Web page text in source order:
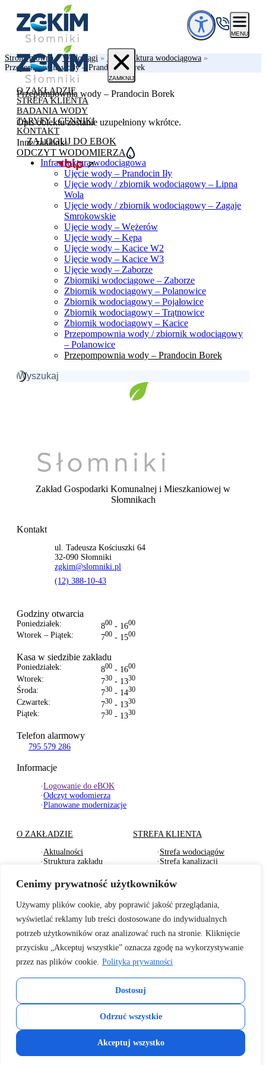
Cenimy prywatność użytkowników
Używamy plików cookie, aby poprawić jakość przeglądania,
wyświetlać reklamy lub treści dostosowane do indywidualnych
potrzeb użytkowników oraz analizować ruch na stronie. Kliknięcie
przycisku „Akceptuj wszystkie” oznacza zgodę na wykorzystywanie
przez nas plików cookie. Polityka prywatności
Dostosuj
Odrzuć wszystkie
Akceptuj wszystko
Przejdź do treści
MENU
ZAMKNIJ
O ZAKŁADZIE
STREFA KLIENTA
BADANIA WODY
TARYFY I CENNIKI
KONTAKT
ZALOGUJ DO EBOK
ODCZYT WODOMIERZA
Strona główna»Wodociągi » Infrastruktura wodociągowa »
Przepompownia wody – Prandocin Borek
Przepompownia wody – Prandocin Borek
Opis obiektu zostanie uzupełniony wkrótce.
Inne zakładki
Infrastruktura wodociągowa
Ujęcie wody – Prandocin Iły
Ujęcie wody / zbiornik wodociągowy – Lipna
Wola
Ujęcie wody / zbiornik wodociągowy – Zagaje
Smrokowskie
Ujęcie wody – Wężerów
Ujęcie wody – Kępa
Ujęcie wody – Kacice W2
Ujęcie wody – Kacice W3
Ujęcie wody – Zaborze
Zbiorniki wodociągowe – Zaborze
Zbiornik wodociągowy – Polanowice
Zbiornik wodociągowy – Pojałowice
Zbiornik wodociągowy – Trątnowice
Zbiornik wodociągowy – Kacice
Przepompownia wody / zbiornik wodociągowy
– Polanowice
Przepompownia wody – Prandocin Borek
Szukaj:
Zakład Gospodarki Komunalnej i Mieszkaniowej w
Słomnikach
Kontakt
ul. Tadeusza Kościuszki 64
32-090 Słomniki
zgkim@slomniki.pl
(12) 388-10-43
Godziny otwarcia
Poniedziałek: 800 - 1600
Wtorek – Piątek: 700 - 1500
Kasa w siedzibie zakładu
Poniedziałek: 800 - 1600
Wtorek: 730 - 1330
Środa: 730 - 1430
Czwartek: 730 - 1330
Piątek: 730 - 1330
Telefon alarmowy
795 579 286
Informacje
·Logowanie do eBOK
·Odczyt wodomierza
·Planowane modernizacje
O ZAKŁADZIE
· Aktualności
· Struktura zakładu
·Oferty pracy
STREFA KLIENTA
· Strefa wodociągów
· Strefa kanalizacji
komunalnych
·Strefa odbioru odpadów
BADANIA WODY
·Badania wewnętrzne wody
·Informacje o jakości wody
KONTAKT
TARYFY I CENNIKI
·Za zbiorowe zaopatrzenie
·Za zbiorowe
·Cennik wywozu odpadów
·
pozataryfowych
Copyright 2026 © Zakład Gospodarki Komunalnej i Mieszkaniowej w
Słomnikach.
Projekt i realizacja strony:przemekdrozniak.pl